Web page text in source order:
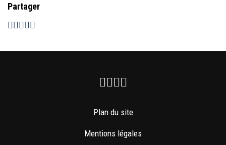
Partager
Facebook
Instagram
Youtube
Plan du site
Mentions légales